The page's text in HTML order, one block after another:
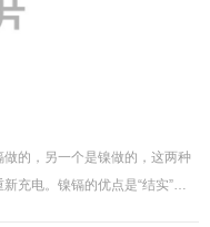
预估2017年我国在全球锂离子
等过的距离。 以上内容均来源
。
的，另一个是镍做的，这两种
充电。镍镉的优点是“结实”、